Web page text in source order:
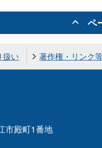
ペ
扱い 著作権・リンク
殿町1番地